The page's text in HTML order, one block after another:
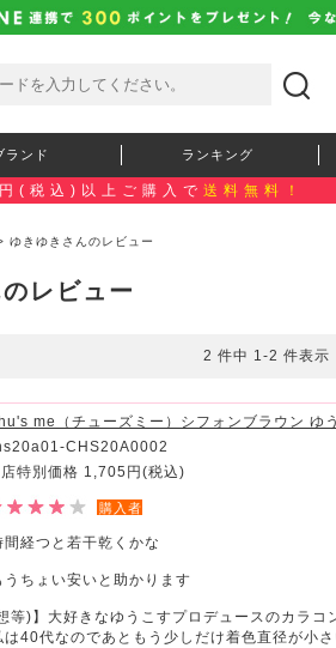
ランド ランキング
(税込)以上ご購入で 送料無料！
ゆきゆきさんのレビュー
レビュー
2 件中 1-2 件表示
me（チューズミー）シフォンブラウン ゆ
CHS20A0002
特別価格 1,705円 (税込)
購入者
間経つと若干乾くかな
うちょい安いと助かります
等)】大好きなゆうこすプロデュースのカラ
は40代なのであともう少しだけ着色直径が小